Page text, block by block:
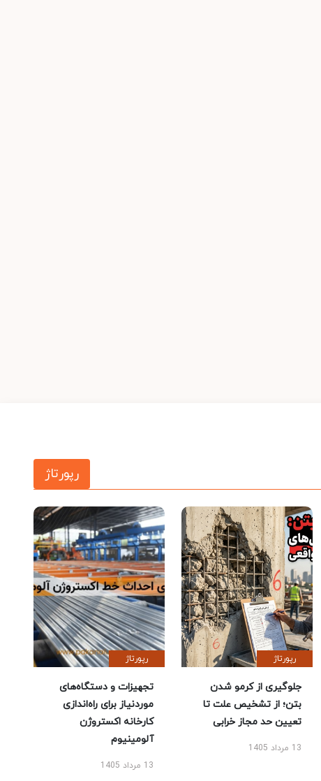
رپورتاژ
رپورتاژ
جلوگیری از کرمو شدن
بتن؛ از تشخیص علت تا
تعیین حد مجاز خرابی
13 مرداد 1405
رپورتاژ
تجهیزات و دستگاه‌های
موردنیاز برای راه‌اندازی
کارخانه اکستروژن
آلومینیوم
13 مرداد 1405